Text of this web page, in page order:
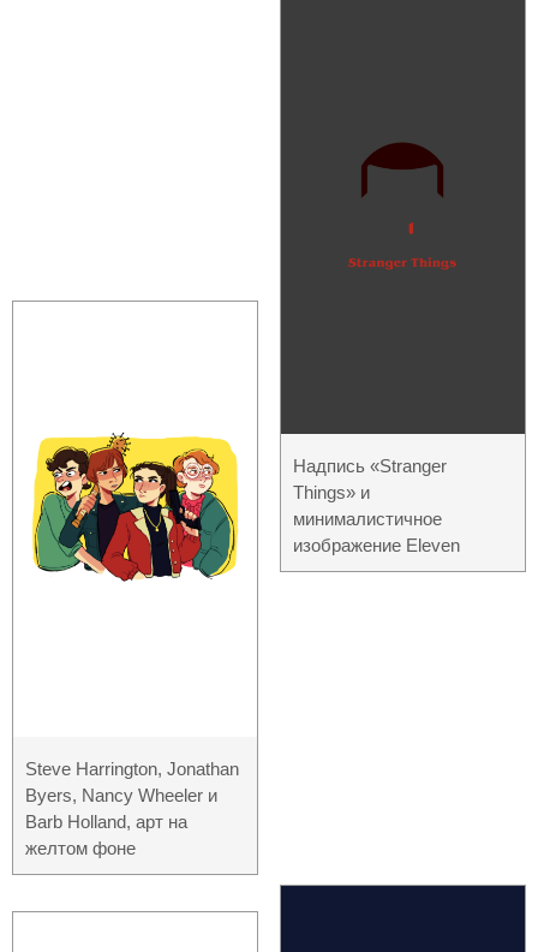
Steve Harrington, Jonathan
Byers, Nancy Wheeler и
Barb Holland, арт на
желтом фоне
Надпись «Stranger
Things» и
минималистичное
изображение Eleven